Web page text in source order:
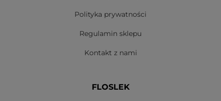
Polityka prywatności
Regulamin sklepu
Kontakt z nami
FLOSLEK